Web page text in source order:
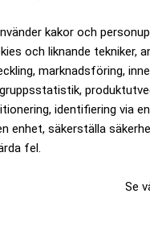
kakor och
och liknande tekniker,
marknadsföring,
identifiering via
enhet, säkerställa
fel.
Se
skydda svenska bolag
vill säga, ägare,
allt. Om investerare
bestämma detta och
fina och väl rustade
styrelser säkerställer
internationellt
uppköpsvåg. Tvärtom,
väl vara ett